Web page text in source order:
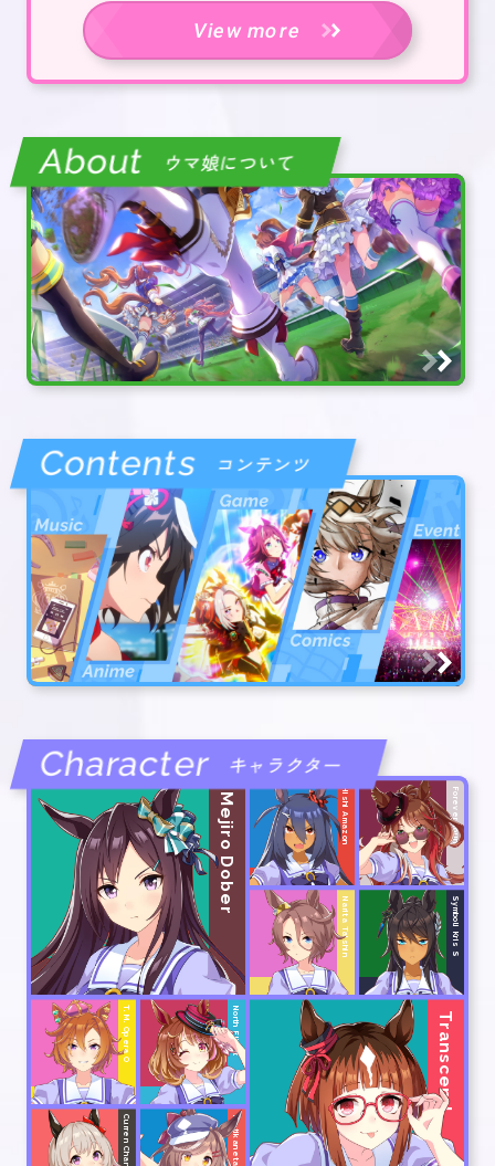
View more
About ウマ娘について
Contents コンテンツ
Character キャラクター
Mejiro Dober Hishi Amazon Forever Young
Narita Taishin Symboli Kris S
T.M. Opera O North Flight Transcend
Curren Chan